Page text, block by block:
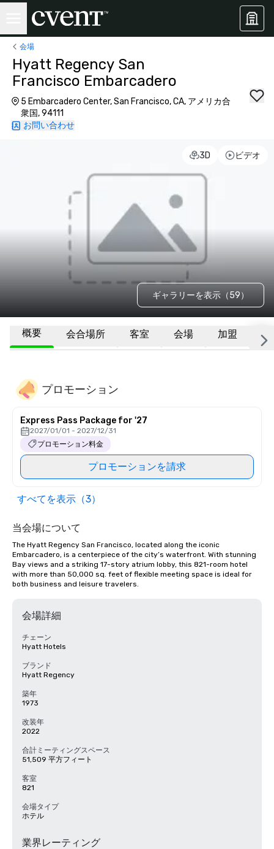
会場
Hyatt Regency San
Francisco Embarcadero
5 Embarcadero Center, San Francisco, CA, アメリカ合
衆国, 94111
お問い合わせ
3D ビデオ
ギャラリーを表示（59）
概要 会合場所 客室 会場 加盟 そ
プロモーション
Express Pass Package for '27
2027/01/01 - 2027/12/31
プロモーション料金
プロモーションを請求
すべてを表示（3）
当会場について
The Hyatt Regency San Francisco, located along the iconic
Embarcadero, is a centerpiece of the city’s waterfront. With stunning
Bay views and a striking 17-story atrium lobby, this 821-room hotel
with more than 50,000 sq. feet of flexible meeting space is ideal for
both business and leisure travelers.
会場詳細
チェーン
Hyatt Hotels
ブランド
Hyatt Regency
築年
1973
改装年
2022
合計ミーティングスペース
51,509 平方フィート
客室
821
会場タイプ
ホテル
業界レーティング